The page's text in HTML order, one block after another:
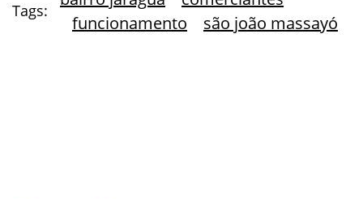
Tags:
funcionamento
são joão massayó